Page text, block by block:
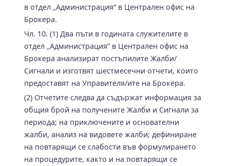
в отдел „Администрация“ в Централен офис на
Брокера.
Чл. 10. (1) Два пъти в годината служителите в
отдел „Администрация“ в Централен офис на
Брокера анализират постъпилите Жалби/
Сигнали и изготвят шестмесечни отчети, които
предоставят на Управителя/ите на Брокера.
(2) Отчетите следва да съдържат информация за
общия брой на получените Жалби и Сигнали за
периода; на приключените и основателни
жалби, анализ на видовете жалби; дефиниране
на повтарящи се слабости във формулирането
на процедурите, както и на повтарящи се